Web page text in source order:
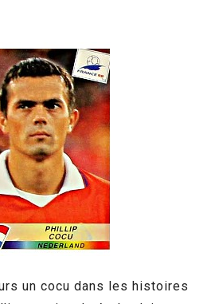
un cocu dans les histoires